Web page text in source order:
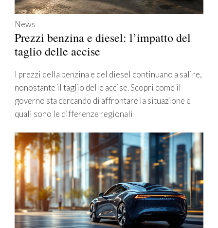
News
Prezzi benzina e diesel: l’impatto del
taglio delle accise
I prezzi della benzina e del diesel continuano a salire,
nonostante il taglio delle accise. Scopri come il
governo sta cercando di affrontare la situazione e
quali sono le differenze regionali